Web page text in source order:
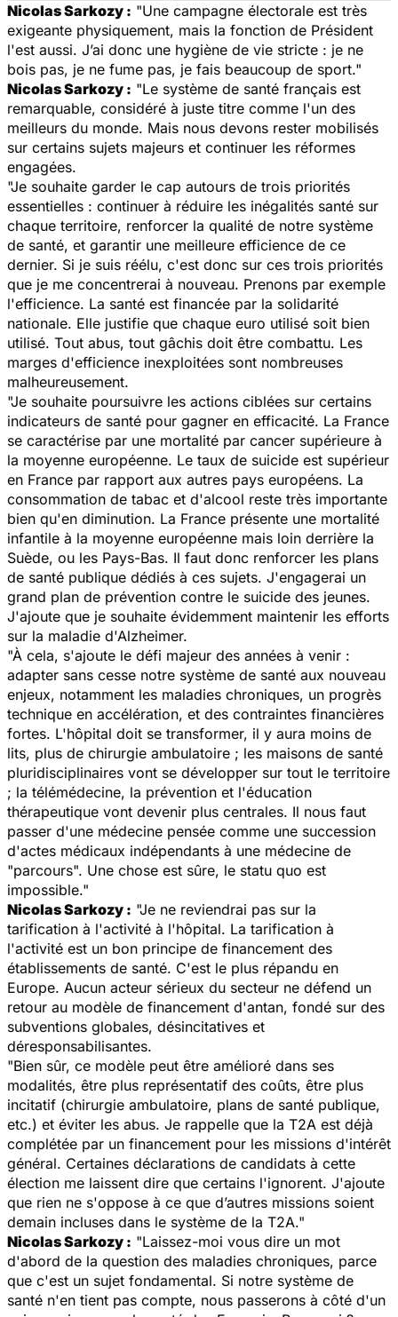
Nicolas Sarkozy : "Une campagne électorale est très
exigeante physiquement, mais la fonction de Président
l'est aussi. J’ai donc une hygiène de vie stricte : je ne
bois pas, je ne fume pas, je fais beaucoup de sport."
Nicolas Sarkozy : "Le système de santé français est
remarquable, considéré à juste titre comme l'un des
meilleurs du monde. Mais nous devons rester mobilisés
sur certains sujets majeurs et continuer les réformes
engagées.
"Je souhaite garder le cap autours de trois priorités
essentielles : continuer à réduire les inégalités santé sur
chaque territoire, renforcer la qualité de notre système
de santé, et garantir une meilleure efficience de ce
dernier. Si je suis réélu, c'est donc sur ces trois priorités
que je me concentrerai à nouveau. Prenons par exemple
l'efficience. La santé est financée par la solidarité
nationale. Elle justifie que chaque euro utilisé soit bien
utilisé. Tout abus, tout gâchis doit être combattu. Les
marges d'efficience inexploitées sont nombreuses
malheureusement.
"Je souhaite poursuivre les actions ciblées sur certains
indicateurs de santé pour gagner en efficacité. La France
se caractérise par une mortalité par cancer supérieure à
la moyenne européenne. Le taux de suicide est supérieur
en France par rapport aux autres pays européens. La
consommation de tabac et d'alcool reste très importante
bien qu'en diminution. La France présente une mortalité
infantile à la moyenne européenne mais loin derrière la
Suède, ou les Pays-Bas. Il faut donc renforcer les plans
de santé publique dédiés à ces sujets. J'engagerai un
grand plan de prévention contre le suicide des jeunes.
J'ajoute que je souhaite évidemment maintenir les efforts
sur la maladie d'Alzheimer.
"À cela, s'ajoute le défi majeur des années à venir :
adapter sans cesse notre système de santé aux nouveau
enjeux, notamment les maladies chroniques, un progrès
technique en accélération, et des contraintes financières
fortes. L'hôpital doit se transformer, il y aura moins de
lits, plus de chirurgie ambulatoire ; les maisons de santé
pluridisciplinaires vont se développer sur tout le territoire
; la télémédecine, la prévention et l'éducation
thérapeutique vont devenir plus centrales. Il nous faut
passer d'une médecine pensée comme une succession
d'actes médicaux indépendants à une médecine de
"parcours". Une chose est sûre, le statu quo est
impossible."
Nicolas Sarkozy : "Je ne reviendrai pas sur la
tarification à l'activité à l'hôpital. La tarification à
l'activité est un bon principe de financement des
établissements de santé. C'est le plus répandu en
Europe. Aucun acteur sérieux du secteur ne défend un
retour au modèle de financement d'antan, fondé sur des
subventions globales, désincitatives et
déresponsabilisantes.
"Bien sûr, ce modèle peut être amélioré dans ses
modalités, être plus représentatif des coûts, être plus
incitatif (chirurgie ambulatoire, plans de santé publique,
etc.) et éviter les abus. Je rappelle que la T2A est déjà
complétée par un financement pour les missions d'intérêt
général. Certaines déclarations de candidats à cette
élection me laissent dire que certains l'ignorent. J'ajoute
que rien ne s'oppose à ce que d’autres missions soient
demain incluses dans le système de la T2A."
Nicolas Sarkozy : "Laissez-moi vous dire un mot
d'abord de la question des maladies chroniques, parce
que c'est un sujet fondamental. Si notre système de
santé n'en tient pas compte, nous passerons à côté d'un